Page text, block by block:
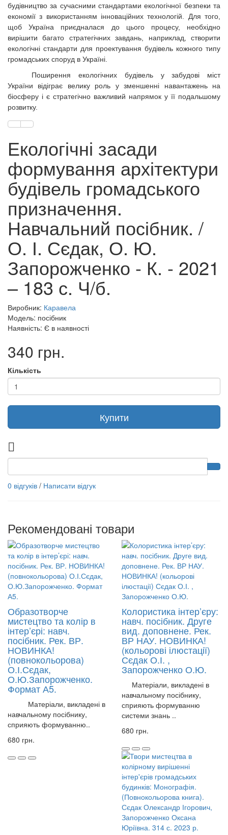
будівництво за сучасними стандартами екологічної безпеки та
економії з використанням інноваційних технологій. Для того,
щоб Україна приєдналася до цього процесу, необхідно
вирішити багато стратегічних завдань, наприклад, створити
екологічні стандарти для проектування будівель кожного типу
громадських споруд в Україні.
Поширення екологічних будівель у забудові міст
України відіграє велику роль у зменшенні навантажень на
біосферу і є стратегічно важливий напрямок у її подальшому
розвитку.
Екологічні засади
формування архітектури
будівель громадського
призначення.
Навчальний посібник. /
О. І. Сєдак, О. Ю.
Запорожченко - К. - 2021
– 183 с. Ч/б.
Виробник: Каравела
Модель: посібник
Наявність: Є в наявності
340 грн.
Кількість
Купити
0 відгуків / Написати відгук
Рекомендовані товари
Образотворче
мистецтво та колір в
інтер’єрі: навч.
посібник. Рек. ВР.
НОВИНКА!
(повнокольорова)
О.І.Сєдак,
О.Ю.Запорожченко.
Формат А5.
Матеріали, викладені в
навчальному посібнику,
сприяють формуванню..
680 грн.
Колористика інтер’єру:
навч. посібник. Друге
вид. доповнене. Рек.
ВР НАУ. НОВИНКА!
(кольорові ілюстації)
Сєдак О.І. ,
Запорожченко О.Ю.
Матеріали, викладені в
навчальному посібнику,
сприяють формуванню
системи знань ..
680 грн.